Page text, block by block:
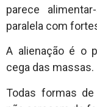
parece
paralela com
A alienação é o
cega das massas.
Todas formas